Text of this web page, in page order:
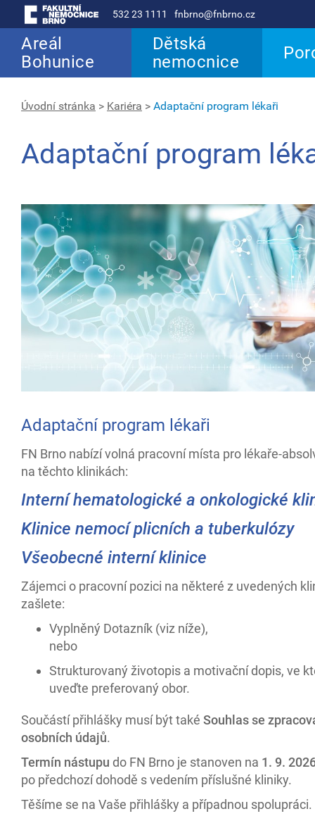
532 23 1111 fnbrno@fnbrno.cz
Areál
Bohunice
Dětská
nemocnice
Úvodní stránka > Kariéra > Adaptační program lékaři
Adaptační program
Adaptační program lékaři
FN Brno nabízí volná pracovní místa pro lékaře-
na těchto klinikách:
Interní hematologické a onkologické
Klinice nemocí plicních a tuberkulózy
Všeobecné interní klinice
Zájemci o pracovní pozici na některé z uvedených
zašlete:
Vyplněný Dotazník (viz níže),
nebo
Strukturovaný životopis a motivační dopis, ve
uveďte preferovaný obor.
Součástí přihlášky musí být také Souhlas se
osobních údajů.
Termín nástupu do FN Brno je stanoven na 1. 9.
po předchozí dohodě s vedením příslušné kliniky.
Těšíme se na Vaše přihlášky a případnou spolupráci.